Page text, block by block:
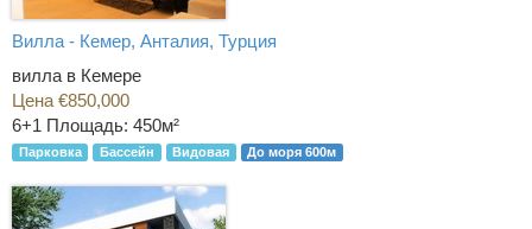
Вилла - Кемер, Анталия, Турция
вилла в Кемере
Цена €850,000
6+1 Площадь: 450м²
Парковка Бассейн Видовая До моря 600м